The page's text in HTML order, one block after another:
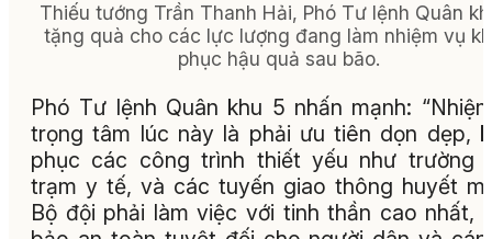
Thiếu tướng Trần Thanh Hải, Phó Tư lệnh Quân
tặng quà cho các lực lượng đang làm nhiệm vụ
phục hậu quả sau bão.
Phó Tư lệnh Quân khu 5 nhấn mạnh:
trọng tâm lúc này là phải ưu tiên dọn dẹp,
phục các công trình thiết yếu như trường
trạm y tế, và các tuyến giao thông huyết
Bộ đội phải làm việc với tinh thần cao nhất,